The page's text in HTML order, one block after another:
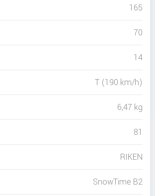
165
70
14
T (190 km/h)
6,47 kg
81
RIKEN
SnowTime B2